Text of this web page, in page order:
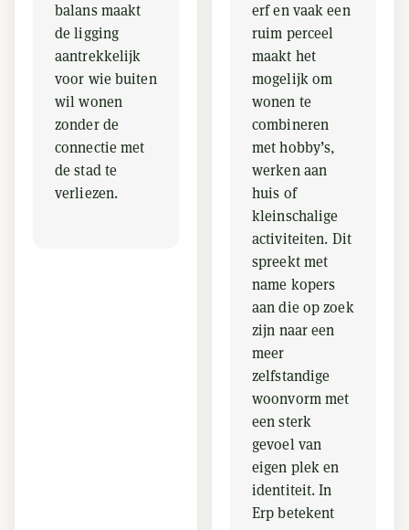
balans maakt
de ligging
aantrekkelijk
voor wie buiten
wil wonen
zonder de
connectie met
de stad te
verliezen.
erf en vaak een
ruim perceel
maakt het
mogelijk om
wonen te
combineren
met hobby’s,
werken aan
huis of
kleinschalige
activiteiten. Dit
spreekt met
name kopers
aan die op zoek
zijn naar een
meer
zelfstandige
woonvorm met
een sterk
gevoel van
eigen plek en
identiteit. In
Erp betekent